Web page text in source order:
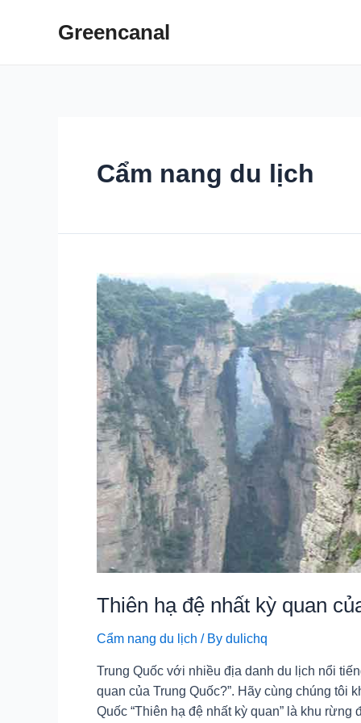
Greencanal
Cẩm nang du lịch
Thiên hạ đệ nhất kỳ quan
Cẩm nang du lịch / By dulichq
Trung Quốc với nhiều địa danh du lịch nổi
quan của Trung Quốc?”. Hãy cùng chúng tôi
Quốc “Thiên hạ đệ nhất kỳ quan” là khu rừng